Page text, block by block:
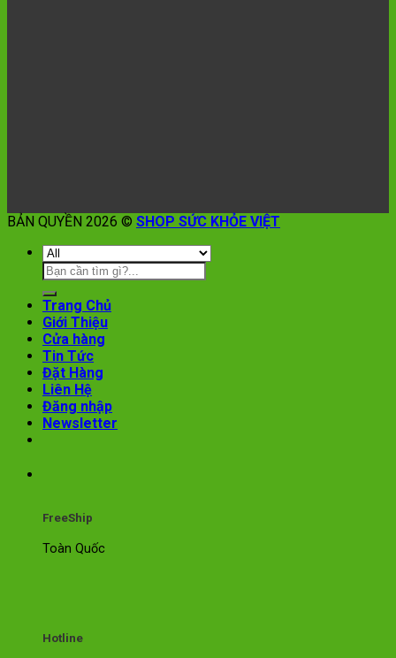
BẢN QUYỀN 2026 © SHOP SỨC KHỎE VIỆT
Trang Chủ
Giới Thiệu
Cửa hàng
Tin Tức
Đặt Hàng
Liên Hệ
Đăng nhập
Newsletter
FreeShip
Toàn Quốc
Hotline